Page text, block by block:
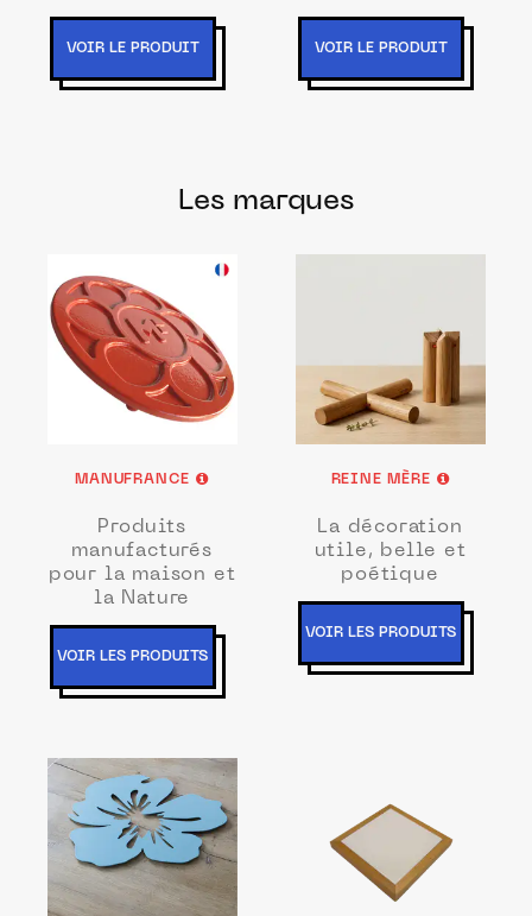
VOIR LE PRODUIT VOIR LE PRODUIT
Les marques
MANUFRANCE
Produits
manufacturés
pour la maison et
la Nature
VOIR LES PRODUITS
REINE MÈRE
La décoration
utile, belle et
poétique
VOIR LES PRODUITS